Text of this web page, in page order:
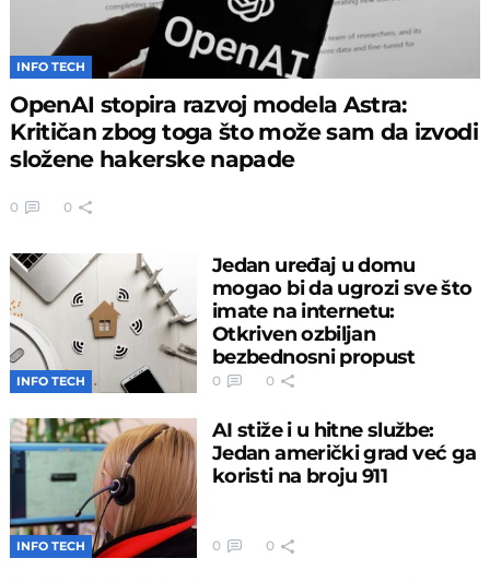
INFO TECH
OpenAI stopira razvoj modela Astra:
Kritičan zbog toga što može sam da izvodi
složene hakerske napade
0 0
INFO TECH
Jedan uređaj u domu
mogao bi da ugrozi sve što
imate na internetu:
Otkriven ozbiljan
bezbednosni propust
0 0
INFO TECH
AI stiže i u hitne službe:
Jedan američki grad već ga
koristi na broju 911
0 0